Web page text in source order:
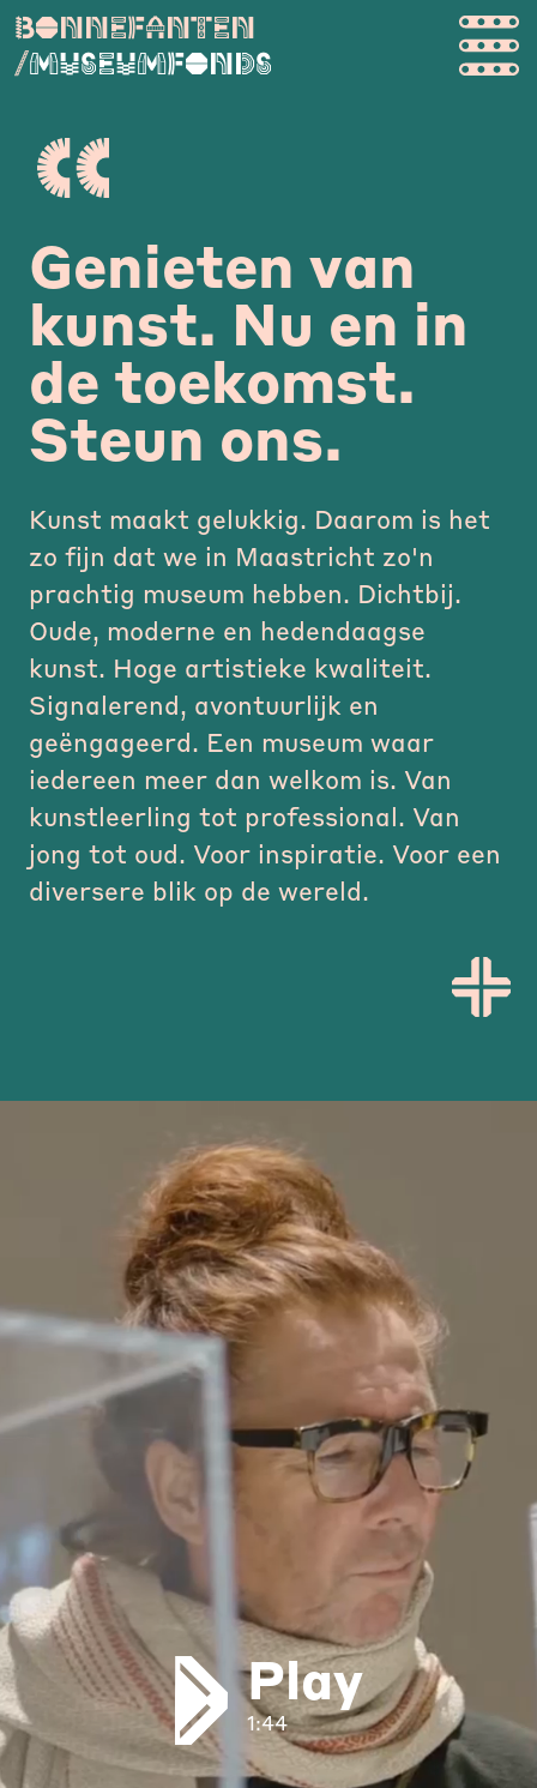
Bonnefanten
/Museumfonds
Genieten van
kunst. Nu en in
de toekomst.
Steun ons.
Kunst maakt gelukkig. Daarom is het
zo fijn dat we in Maastricht zo'n
prachtig museum hebben. Dichtbij.
Oude, moderne en hedendaagse
kunst. Hoge artistieke kwaliteit.
Signalerend, avontuurlijk en
geëngageerd. Een museum waar
iedereen meer dan welkom is. Van
kunstleerling tot professional. Van
jong tot oud. Voor inspiratie. Voor een
diversere blik op de wereld.
Play
1:44